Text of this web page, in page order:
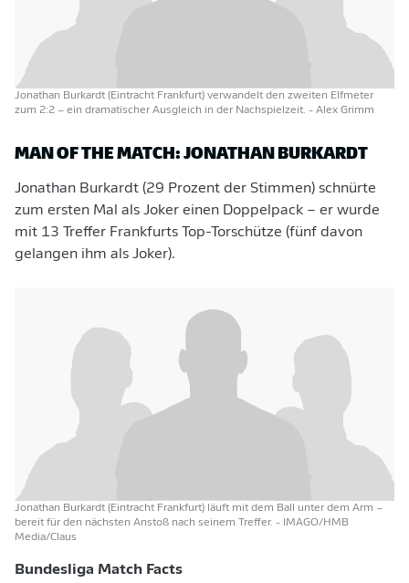
Jonathan Burkardt (Eintracht Frankfurt) verwandelt den zweiten Elfmeter
zum 2:2 – ein dramatischer Ausgleich in der Nachspielzeit. - Alex Grimm
MAN OF THE MATCH: JONATHAN BURKARDT
Jonathan Burkardt (29 Prozent der Stimmen) schnürte
zum ersten Mal als Joker einen Doppelpack – er wurde
mit 13 Treffer Frankfurts Top-Torschütze (fünf davon
gelangen ihm als Joker).
Jonathan Burkardt (Eintracht Frankfurt) läuft mit dem Ball unter dem Arm –
bereit für den nächsten Anstoß nach seinem Treffer. - IMAGO/HMB
Media/Claus
Bundesliga Match Facts